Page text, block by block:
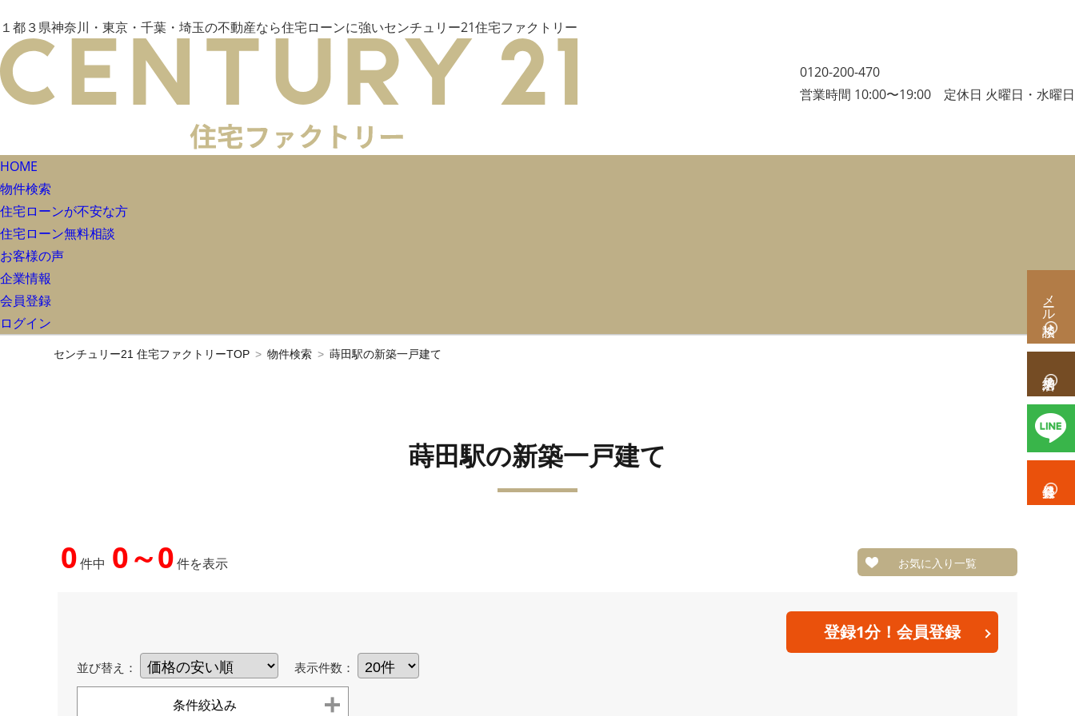
１都３県神奈川・東京・千葉・埼玉の不動産なら住宅ローンに強いセンチュリー21住宅ファクトリー
0120-200-470
営業時間 10:00〜19:00 定休日 火曜日・水曜日
HOME
物件検索
住宅ローンが不安な方
住宅ローン無料相談
お客様の声
企業情報
会員登録
ログイン
メール相談
センチュリー21 住宅ファクトリーTOP 物件検索 蒔田駅の新築一戸建て
蒔田駅の新築一戸建て
0件中 0～0件を表示 お気に入り一覧
登録1分！会員登録
並び替え： 表示件数：
条件絞込み